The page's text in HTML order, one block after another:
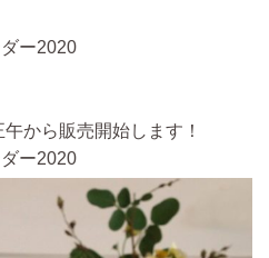
ー2020
から販売開始します！
ー2020